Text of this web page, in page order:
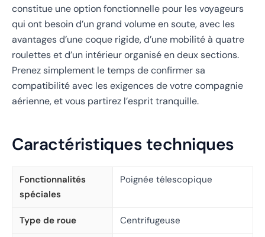
constitue une option fonctionnelle pour les voyageurs
qui ont besoin d’un grand volume en soute, avec les
avantages d’une coque rigide, d’une mobilité à quatre
roulettes et d’un intérieur organisé en deux sections.
Prenez simplement le temps de confirmer sa
compatibilité avec les exigences de votre compagnie
aérienne, et vous partirez l’esprit tranquille.
Caractéristiques techniques
Fonctionnalités
spéciales
Poignée télescopique
Type de roue Centrifugeuse